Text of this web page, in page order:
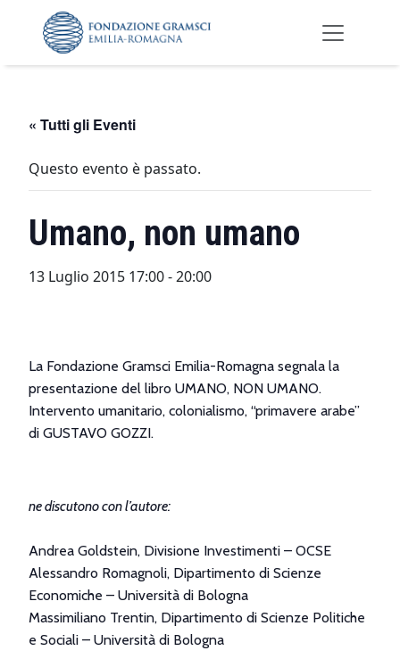
« Tutti gli Eventi
Questo evento è passato.
Umano, non umano
13 Luglio 2015 17:00-20:00
La Fondazione Gramsci Emilia-Romagna segnala la
presentazione del libro UMANO, NON UMANO.
Intervento umanitario, colonialismo, “primavere arabe”
di GUSTAVO GOZZI.
ne discutono con l’autore:
Andrea Goldstein, Divisione Investimenti – OCSE
Alessandro Romagnoli, Dipartimento di Scienze
Economiche – Università di Bologna
Massimiliano Trentin, Dipartimento di Scienze Politiche
e Sociali – Università di Bologna